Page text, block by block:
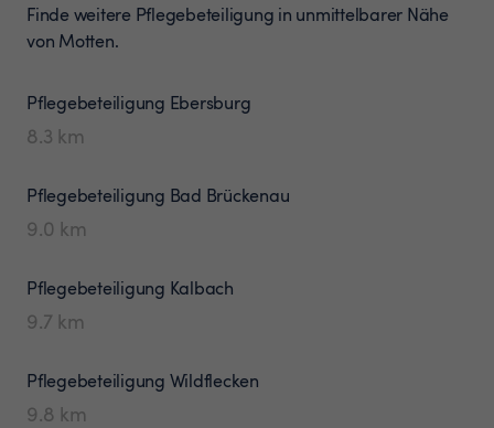
Finde weitere Pflegebeteiligung in unmittelbarer Nähe
von Motten.
Pflegebeteiligung Ebersburg
8.3 km
Pflegebeteiligung Bad Brückenau
9.0 km
Pflegebeteiligung Kalbach
9.7 km
Pflegebeteiligung Wildflecken
9.8 km